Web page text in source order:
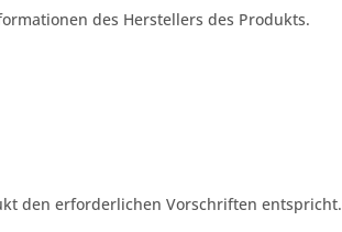
des Herstellers des Produkts.
den erforderlichen Vorschriften entspricht.